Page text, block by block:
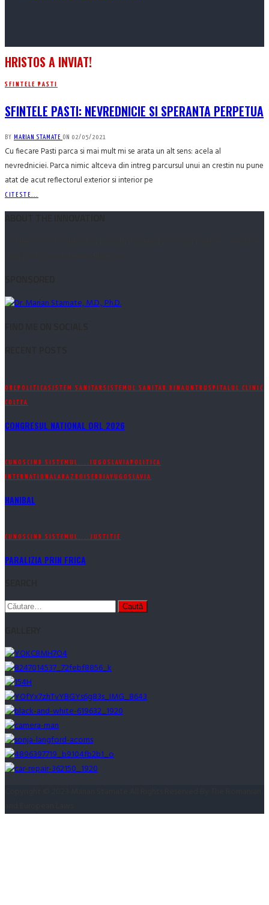
HRISTOS A INVIAT!
SFINTELE PASTI
SFINTELE PASTI: NEVREDNICIE SI SPERANTA PERPETUA
BY MARIAN STAMATE ON 02/05/2021
Cu fiecare Pasti parca si mai mult mi se arata un alt sens: acela al
nevredniciei. Parca nimic altceva din intreg parcursul unui an crestin nu pune
atat de acut reflectorul exterior si interior pe
CITESTE...
ORLPOLITICASISTEM SANITAR SISTEMUL SANITAR DINAUNTRU SPITALUL CLINIC
COLTEA
CONGRESUL NATIONAL ORL 2026
CUNOSCIND SISTEMUL.... IUGOSLAVIAPOLITICA
INTERNATIONALARAZBOI SERBIAYUGOSLAVIA
HANIBAL
CUNOSCIND SISTEMUL.... JUSTITIE
PARALIZIA PRIN FRICA
Caută